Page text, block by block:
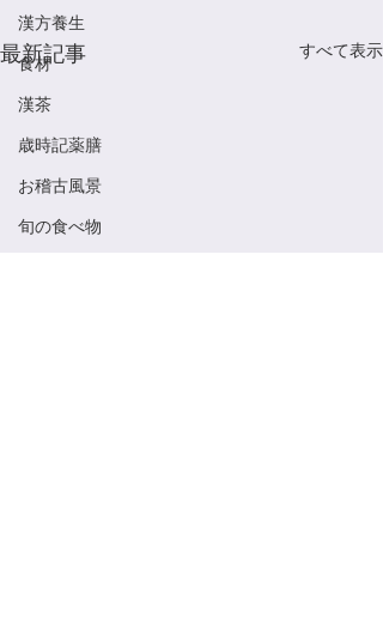
漢方養生
食材
漢茶
歳時記薬膳
お稽古風景
旬の食べ物
最新記事 すべて表示